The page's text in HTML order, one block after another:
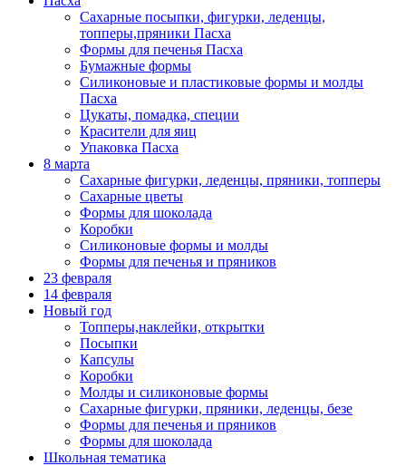
Сахарные посыпки, фигурки, леденцы,
топперы,пряники Пасха
Формы для печенья Пасха
Бумажные формы
Силиконовые и пластиковые формы и молды
Пасха
Цукаты, помадка, специи
Красители для яиц
Упаковка Пасха
8 марта
Сахарные фигурки, леденцы, пряники, топперы
Сахарные цветы
Формы для шоколада
Коробки
Силиконовые формы и молды
Формы для печенья и пряников
23 февраля
14 февраля
Новый год
Топперы,наклейки, открытки
Посыпки
Капсулы
Коробки
Молды и силиконовые формы
Сахарные фигурки, пряники, леденцы, безе
Формы для печенья и пряников
Формы для шоколада
Школьная тематика